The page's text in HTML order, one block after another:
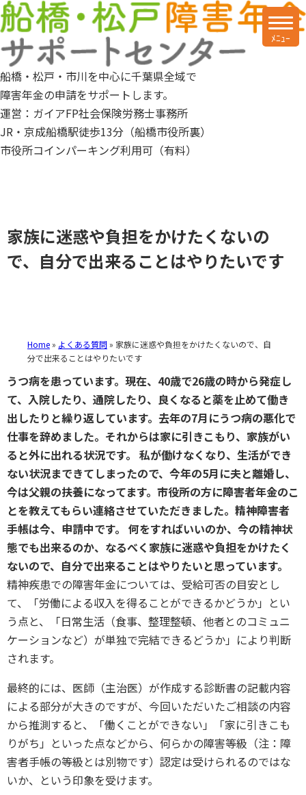
船橋・松戸・市川を中心に千葉県全域で
障害年金の申請をサポートします。
運営：ガイアFP社会保険労務士事務所
JR・京成船橋駅徒歩13分（船橋市役所裏）
市役所コインパーキング利用可（有料）
家族に迷惑や負担をかけたくないの
で、自分で出来ることはやりたいです
Home » よくある質問 » 家族に迷惑や負担をかけたくないので、自
分で出来ることはやりたいです
うつ病を患っています。現在、40歳で26歳の時から発症し
て、入院したり、通院したり、良くなると薬を止めて働き
出したりと繰り返しています。去年の7月にうつ病の悪化で
仕事を辞めました。それからは家に引きこもり、家族がい
ると外に出れる状況です。 私が働けなくなり、生活ができ
ない状況まできてしまったので、今年の5月に夫と離婚し、
今は父親の扶養になってます。市役所の方に障害者年金のこ
とを教えてもらい連絡させていただきました。精神障害者
手帳は今、申請中です。 何をすればいいのか、今の精神状
態でも出来るのか、なるべく家族に迷惑や負担をかけたく
ないので、自分で出来ることはやりたいと思っています。
精神疾患での障害年金については、受給可否の目安とし
て、「労働による収入を得ることができるかどうか」とい
う点と、「日常生活（食事、整理整頓、他者とのコミュニ
ケーションなど）が単独で完結できるどうか」により判断
されます。
最終的には、医師（主治医）が作成する診断書の記載内容
による部分が大きのですが、今回いただいたご相談の内容
から推測すると、「働くことができない」「家に引きこも
りがち」といった点などから、何らかの障害等級（注：障
害者手帳の等級とは別物です）認定は受けられるのではな
いか、という印象を受けます。